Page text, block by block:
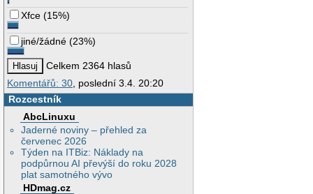
Xfce (15%)
jiné/žádné (23%)
Celkem 2364 hlasů
Komentářů: 30, poslední 3.4. 20:20
Rozcestník
AbcLinuxu
Jaderné noviny – přehled za
červenec 2026
Týden na ITBiz: Náklady na
podpůrnou AI převýší do roku 2028
plat samotného vývo
HDmag.cz